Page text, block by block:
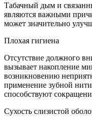
Табачный дым и
являются важными
может значительно
Плохая гигиена
Отсутствие должного
вызывает накопление
возникновению
применение зубной
способствуют
Сухость слизистой